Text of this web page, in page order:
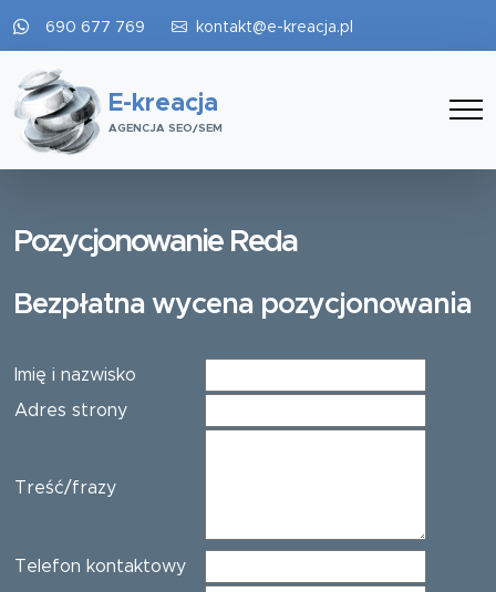
690 677 769 kontakt@e-kreacja.pl
E-kreacja
AGENCJA SEO/SEM
Pozycjonowanie Reda
Bezpłatna wycena pozycjonowania
Imię i nazwisko
Adres strony
Treść/frazy
Telefon kontaktowy